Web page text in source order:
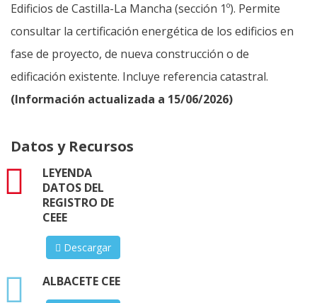
Edificios de Castilla-La Mancha (sección 1º). Permite
consultar la certificación energética de los edificios en
fase de proyecto, de nueva construcción o de
edificación existente. Incluye referencia catastral.
(Información actualizada a 15/06/2026)
Datos y Recursos
LEYENDA
DATOS DEL
REGISTRO DE
CEEE
pdf
Descargar
ALBACETE CEE
xlsx